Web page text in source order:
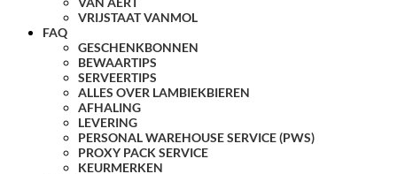
VRIJSTAAT VANMOL
FAQ
GESCHENKBONNEN
BEWAARTIPS
SERVEERTIPS
ALLES OVER LAMBIEKBIEREN
AFHALING
LEVERING
PERSONAL WAREHOUSE SERVICE (PWS)
PROXY PACK SERVICE
KEURMERKEN